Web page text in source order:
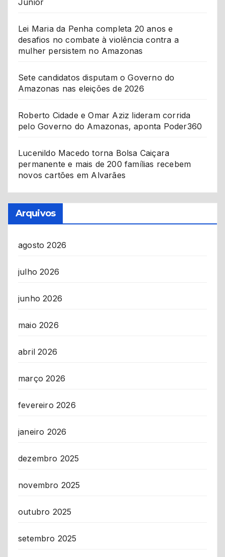
Júnior
Lei Maria da Penha completa 20 anos e
desafios no combate à violência contra a
mulher persistem no Amazonas
Sete candidatos disputam o Governo do
Amazonas nas eleições de 2026
Roberto Cidade e Omar Aziz lideram corrida
pelo Governo do Amazonas, aponta Poder360
Lucenildo Macedo torna Bolsa Caiçara
permanente e mais de 200 famílias recebem
novos cartões em Alvarães
Arquivos
agosto 2026
julho 2026
junho 2026
maio 2026
abril 2026
março 2026
fevereiro 2026
janeiro 2026
dezembro 2025
novembro 2025
outubro 2025
setembro 2025